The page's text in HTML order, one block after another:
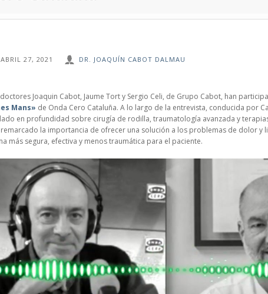
ABRIL 27, 2021 DR. JOAQUÍN CABOT DALMAU
Joaquin Cabot, Jaume Tort y Sergio Celi, de Grupo Cabot, han
Mans» de Onda Cero Cataluña. A lo largo de la entrevista, conducida por
en profundidad sobre cirugía de rodilla, traumatología avanzada y
remarcado la importancia de ofrecer una solución a los problemas de dolor y
más segura, efectiva y menos traumática para el paciente.